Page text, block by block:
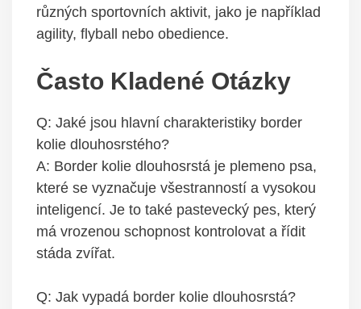
různých sportovních aktivit, jako je například
agility, flyball nebo obedience.
Často Kladené Otázky
Q: Jaké jsou hlavní charakteristiky border
kolie dlouhosrstého?
A: Border kolie dlouhosrstá je plemeno psa,
které se vyznačuje všestranností a vysokou
inteligencí. Je to také pastevecký pes, který
má vrozenou schopnost kontrolovat a řídit
stáda zvířat.
Q: Jak vypadá border kolie dlouhosrstá?